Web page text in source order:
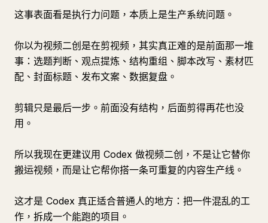
这事表面看是执行力问题，本质上是生产系统问题。
你以为视频二创是在剪视频，其实真正难的是前面那一堆
事：选题判断、观点提炼、结构重组、脚本改写、素材匹
配、封面标题、发布文案、数据复盘。
剪辑只是最后一步。前面没有结构，后面剪得再花也没
用。
所以我现在更建议用 Codex 做视频二创，不是让它替你
搬运视频，而是让它帮你搭一条可重复的内容生产线。
这才是 Codex 真正适合普通人的地方：把一件混乱的工
作，拆成一个能跑的项目。